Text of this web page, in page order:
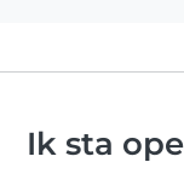
Ik sta